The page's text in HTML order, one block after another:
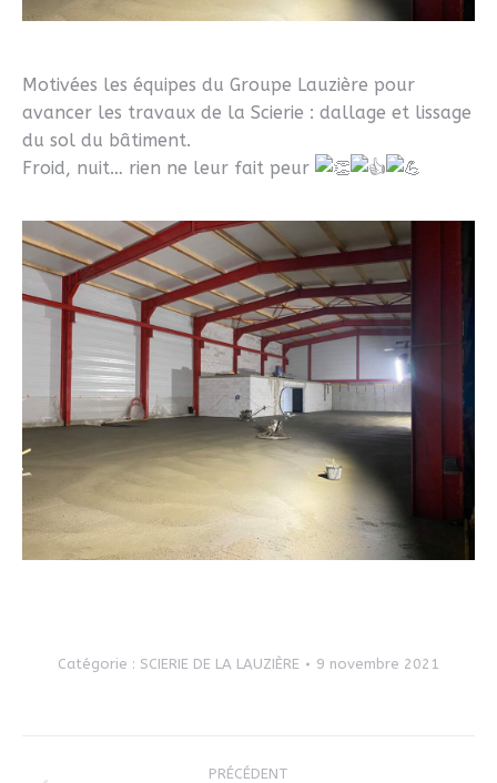
Motivées les équipes du Groupe Lauzière pour
avancer les travaux de la Scierie : dallage et lissage
du sol du bâtiment.
Froid, nuit… rien ne leur fait peur
Catégorie : SCIERIE DE LA LAUZIÈRE 9 novembre 2021
PRÉCÉDENT